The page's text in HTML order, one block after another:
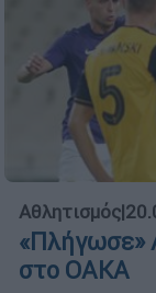
Αθλητισμός|
«Πλήγωσε»
στο ΟΑΚΑ